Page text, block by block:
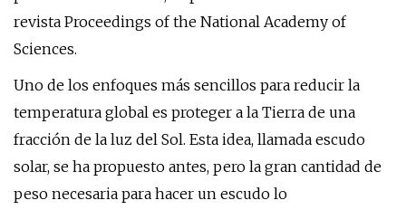
revista Proceedings of the National Academy of
Sciences.
Uno de los enfoques más sencillos para reducir la
temperatura global es proteger a la Tierra de una
fracción de la luz del Sol. Esta idea, llamada escudo
solar, se ha propuesto antes, pero la gran cantidad de
peso necesaria para hacer un escudo lo